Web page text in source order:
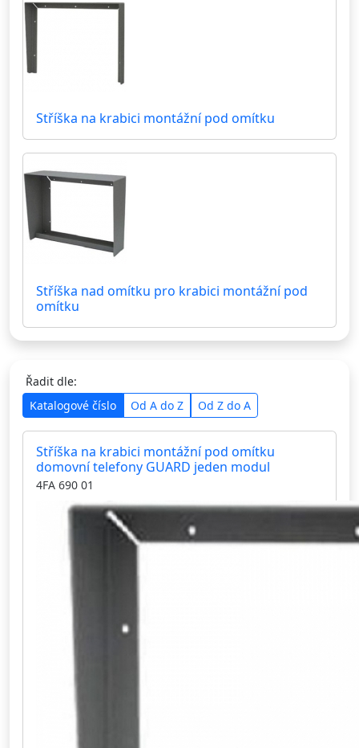
Stříška na krabici montážní pod omítku
Stříška nad omítku pro krabici montážní pod
omítku
Řadit dle:
Katalogové číslo
Od A do Z Od Z do A
Stříška na krabici montážní pod omítku
domovní telefony GUARD jeden modul
4FA 690 01